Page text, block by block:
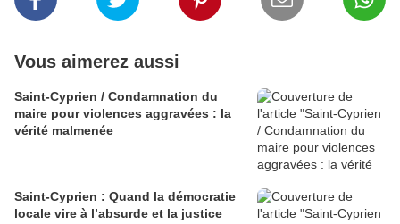
Vous aimerez aussi
Saint-Cyprien / Condamnation du
maire pour violences aggravées : la
vérité malmenée
Saint-Cyprien : Quand la démocratie
locale vire à l’absurde et la justice